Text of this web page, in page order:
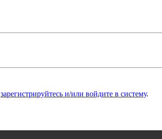
зарегистрируйтесь и/или войдите в систему.